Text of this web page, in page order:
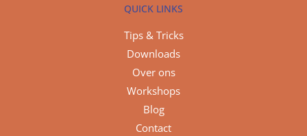
QUICK LINKS
Tips & Tricks
Downloads
Over ons
Workshops
Blog
Contact